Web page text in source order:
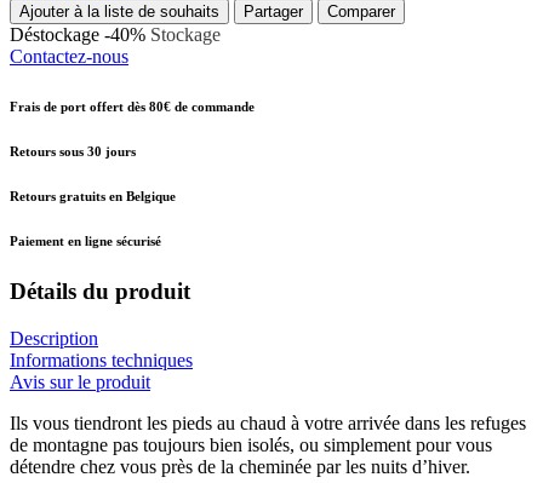
Ajouter à la liste de souhaits Partager Comparer
Déstockage -40% Stockage
Contactez-nous
Frais de port offert dès 80€ de commande
Retours sous 30 jours
Retours gratuits en Belgique
Paiement en ligne sécurisé
Détails du produit
Description
Informations techniques
Avis sur le produit
Ils vous tiendront les pieds au chaud à votre arrivée dans les refuges
de montagne pas toujours bien isolés, ou simplement pour vous
détendre chez vous près de la cheminée par les nuits d’hiver.